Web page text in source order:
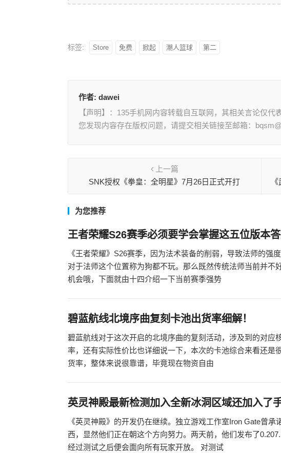
标签: Store 免费 掀起 潮人篮球 第二
作者: dawei
【声明】：135手机网内容转载自互联网，其相关言论仅
您发现内容存在版权问题，请提交相关链接至邮箱：
上一篇
SNK授权《拳皇：全明星》7月26日正式开打
为您推荐
王者荣耀S26赛季必须要学会掌握这五位版本答
《王者荣耀》S26赛季，因为法术装备的削弱，导致法师的强
对于法师这个位置称为狗都不玩。那么既然传统法师当前并不
机会哦，下面就由十四介绍一下当前赛季强势
碧蓝航线北境序曲复刻卡池出货率细解！
碧蓝航线对于这次开启的北境序曲的复刻活动，涉及到的对应
率，还有实际性价比也详细说一下，本次的卡池综合来看还是
货率，整体来说很靠谱，毕竟现在物资自由
英灵神殿最新检测加入全新冰洞区域还加入了
《英灵神殿》的开发仍在继续。独立游戏工作室Iron Gate曾
西，显然他们正在朝这个方向努力。两天前，他们发布了
经过测试之后便会面向所有玩家开放。 对测试